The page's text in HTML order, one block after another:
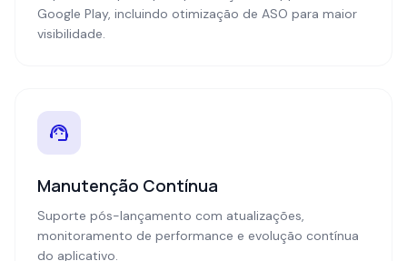
Google Play, incluindo otimização de ASO para maior
visibilidade.
Manutenção Contínua
Suporte pós-lançamento com atualizações,
monitoramento de performance e evolução contínua
do aplicativo.